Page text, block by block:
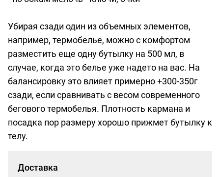
Убирая сзади один из объемных элементов,
например, термобелье, можно с комфортом
разместить еще одну бутылку на 500 мл, в
случае, когда это белье уже надето на вас. На
балансировку это влияет примерно +300-350г
сзади, если сравнивать с весом современного
бегового термобелья. Плотность кармана и
посадка пор размеру хорошо прижмет бутылку к
телу.
Доставка